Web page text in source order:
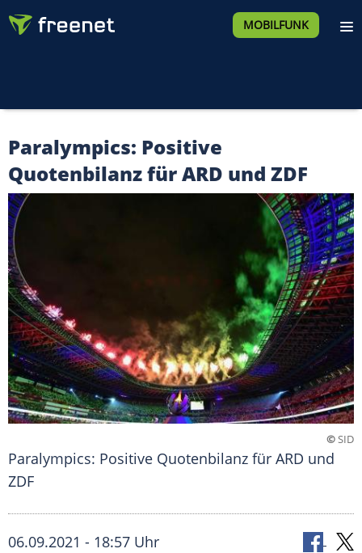
MOBILFUNK
Paralympics: Positive
Quotenbilanz für ARD und ZDF
©SID
Paralympics: Positive Quotenbilanz für ARD und
ZDF
06.09.2021 - 18:57 Uhr